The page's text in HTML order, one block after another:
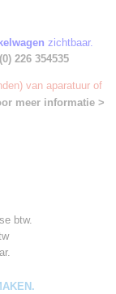
zichtbaar.
226 354535
van aparatuur of
meer informatie >
btw.